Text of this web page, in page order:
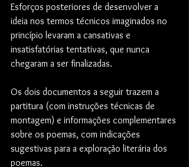
Esforços posteriores de desenvolver a
ideia nos termos técnicos imaginados no
princípio levaram a cansativas e
insatisfatórias tentativas, que nunca
chegaram a ser finalizadas.
Os dois documentos a seguir trazem a
partitura (com instruções técnicas de
montagem) e informações complementares
sobre os poemas, com indicações
sugestivas para a exploração literária dos
poemas.